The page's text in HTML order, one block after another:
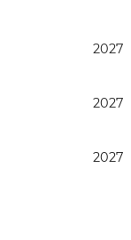
2027
2027
2027